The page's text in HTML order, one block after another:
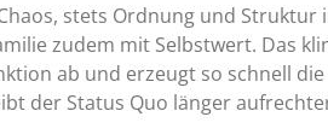
stets Ordnung und
zudem mit Selbstwert. Das
ab und erzeugt so schnell
der Status Quo länger